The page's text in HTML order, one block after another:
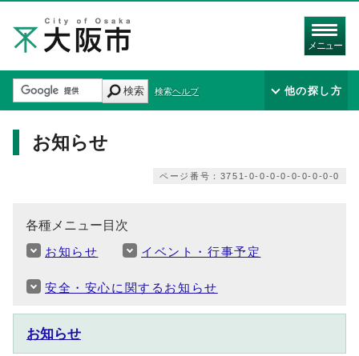
メニュー
検索 検索ヘルプ 他の探し方
お知らせ
ページ番号：3751-0-0-0-0-0-0-0-0-0
各種メニュー目次
お知らせ イベント・行事予定
安全・安心に関するお知らせ
お知らせ